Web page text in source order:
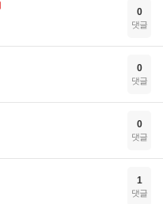
0
댓글
0
댓글
0
댓글
1
댓글